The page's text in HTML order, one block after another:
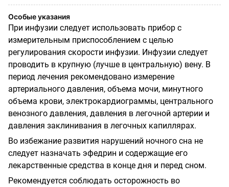
Особые указания
При инфузии следует использовать прибор с
измерительным приспособлением с целью
регулирования скорости инфузии. Инфузии следует
проводить в крупную (лучше в центральную) вену. В
период лечения рекомендовано измерение
артериального давления, объема мочи, минутного
объема крови, электрокардиограммы, центрального
венозного давления, давления в легочной артерии и
давления заклинивания в легочных капиллярах.
Во избежание развития нарушений ночного сна не
следует назначать эфедрин и содержащие его
лекарственные средства в конце дня и перед сном.
Рекомендуется соблюдать осторожность во